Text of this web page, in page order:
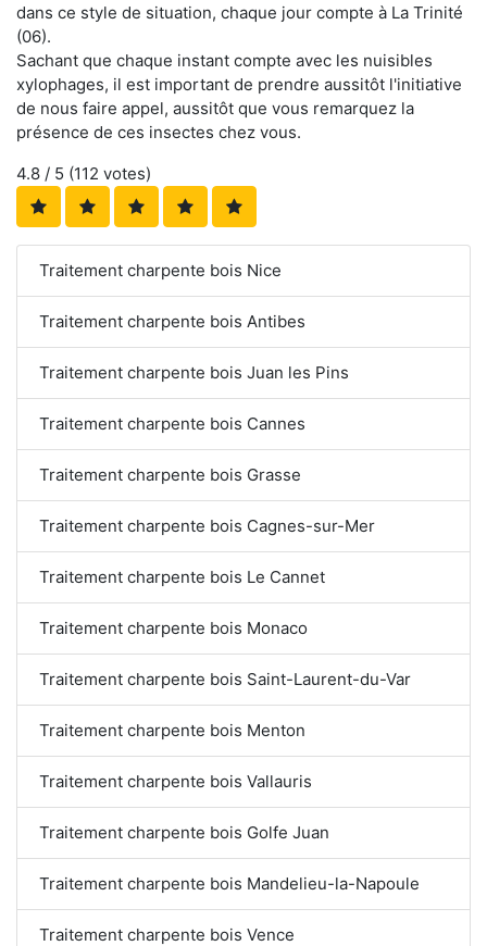
dans ce style de situation, chaque jour compte à La Trinité
(06).
Sachant que chaque instant compte avec les nuisibles
xylophages, il est important de prendre aussitôt l'initiative
de nous faire appel, aussitôt que vous remarquez la
présence de ces insectes chez vous.
4.8 / 5 (112 votes)
Traitement charpente bois Nice
Traitement charpente bois Antibes
Traitement charpente bois Juan les Pins
Traitement charpente bois Cannes
Traitement charpente bois Grasse
Traitement charpente bois Cagnes-sur-Mer
Traitement charpente bois Le Cannet
Traitement charpente bois Monaco
Traitement charpente bois Saint-Laurent-du-Var
Traitement charpente bois Menton
Traitement charpente bois Vallauris
Traitement charpente bois Golfe Juan
Traitement charpente bois Mandelieu-la-Napoule
Traitement charpente bois Vence